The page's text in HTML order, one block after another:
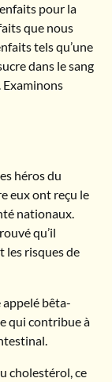
pour la
que nous
tels qu’une
dans le sang
héros du
eux ont reçu le
nationaux.
qu’il
les risques de
bêta-
qui contribue à
cholestérol, ce